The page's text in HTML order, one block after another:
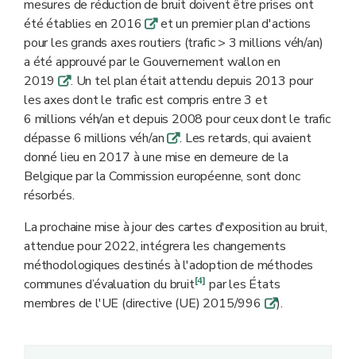
mesures de réduction de bruit doivent être prises ont
été établies en 2016qet un premier plan d'actions
pour les grands axes routiers (trafic > 3 millions véh/an)
a été approuvé par le Gouvernement wallon en
2019q. Un tel plan était attendu depuis 2013 pour
les axes dont le trafic est compris entre 3 et
6 millions véh/an et depuis 2008 pour ceux dont le trafic
dépasse 6 millions véh/anq. Les retards, qui avaient
donné lieu en 2017 à une mise en demeure de la
Belgique par la Commission européenne, sont donc
résorbés.
La prochaine mise à jour des cartes d'exposition au bruit,
attendue pour 2022, intégrera les changements
méthodologiques destinés à l'adoption de méthodes
communes d’évaluation du bruit[4] par les États
membres de l'UE (directive (UE) 2015/996 q).